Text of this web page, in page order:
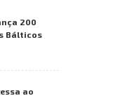
200
Bálticos
ao